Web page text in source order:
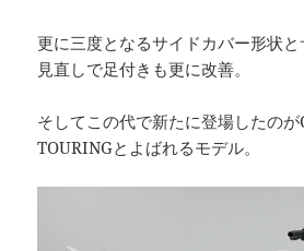
更に三度となるサイドカバー形状
見直しで足付きも更に改善。
そしてこの代で新たに登場したのが
TOURINGとよばれるモデル。